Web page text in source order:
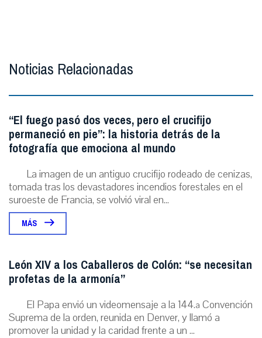
Noticias Relacionadas
“El fuego pasó dos veces, pero el crucifijo
permaneció en pie”: la historia detrás de la
fotografía que emociona al mundo
La imagen de un antiguo crucifijo rodeado de cenizas,
tomada tras los devastadores incendios forestales en el
suroeste de Francia, se volvió viral en...
MÁS
León XIV a los Caballeros de Colón: “se necesitan
profetas de la armonía”
El Papa envió un videomensaje a la 144.ª Convención
Suprema de la orden, reunida en Denver, y llamó a
promover la unidad y la caridad frente a un ...